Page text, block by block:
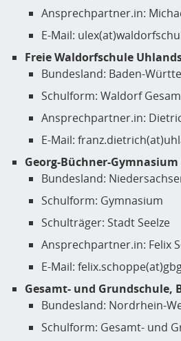
Ansprechpartner.in:
E-Mail:
Freie Waldorfschule
Bundesland: Baden-
Schulform: Waldorf
Ansprechpartner.in:
E-Mail:
Georg-Büchner-Gymnasium
Bundesland:
Schulform: Gymnasium
Schulträger: Stadt Seelze
Ansprechpartner.in: Felix
E-Mail:
Gesamt- und Grundschule,
Bundesland: Nordrhein-
Schulform: Gesamt- und